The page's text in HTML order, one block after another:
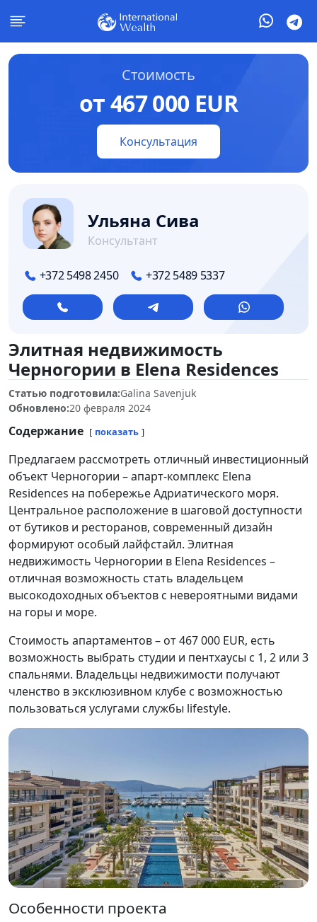
Стоимость
от 467 000 EUR
Консультация
Ульяна Сива
Консультант
+372 5498 2450 +372 5489 5337
Элитная недвижимость
Черногории в Elena Residences
Статью подготовила:Galina Savenjuk
Обновлено:20 февраля 2024
Содержание показать
Предлагаем рассмотреть отличный инвестиционный
объект Черногории – апарт-комплекс Elena
Residences на побережье Адриатического моря.
Центральное расположение в шаговой доступности
от бутиков и ресторанов, современный дизайн
формируют особый лайфстайл. Элитная
недвижимость Черногории в Elena Residences –
отличная возможность стать владельцем
высокодоходных объектов с невероятными видами
на горы и море.
Стоимость апартаментов – от 467 000 EUR, есть
возможность выбрать студии и пентхаусы с 1, 2 или 3
спальнями. Владельцы недвижимости получают
членство в эксклюзивном клубе с возможностью
пользоваться услугами службы lifestyle.
Особенности проекта